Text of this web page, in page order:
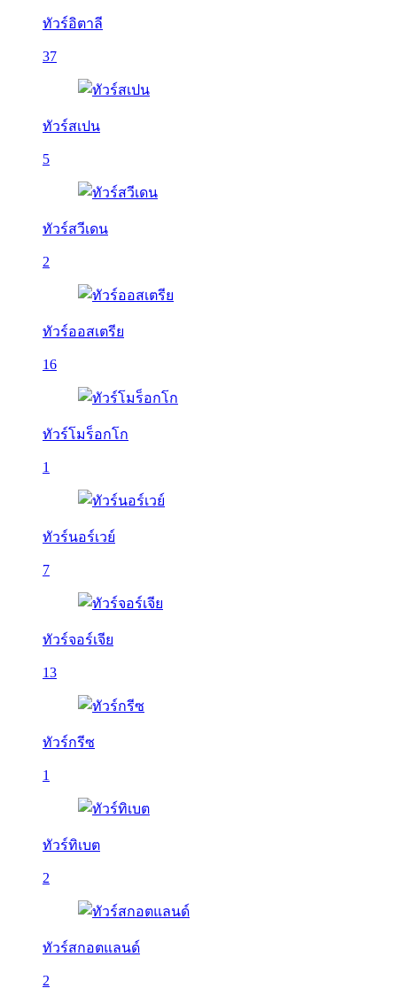
ทัวร์อิตาลี
37
ทัวร์สเปน
5
ทัวร์สวีเดน
2
ทัวร์ออสเตรีย
16
ทัวร์โมร็อกโก
1
ทัวร์นอร์เวย์
7
ทัวร์จอร์เจีย
13
ทัวร์กรีซ
1
ทัวร์ทิเบต
2
ทัวร์สกอตแลนด์
2